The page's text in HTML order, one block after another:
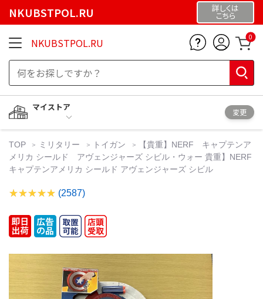
NKUBSTPOL.RU 詳しくは
こちら
NKUBSTPOL.RU 0
マイストア
変更
TOP ミリタリー トイガン
【貴重】NERF キャプテンア
メリカ シールド アヴェンジャーズ シビル・ウォー 貴重】NERF
キャプテンアメリカ シールド アヴェンジャーズ シビル
(2587)